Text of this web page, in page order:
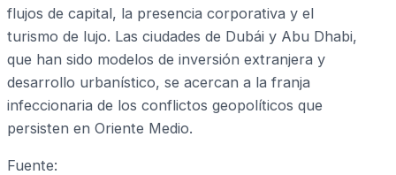
flujos de capital, la presencia corporativa y el
turismo de lujo. Las ciudades de Dubái y Abu Dhabi,
que han sido modelos de inversión extranjera y
desarrollo urbanístico, se acercan a la franja
infeccionaria de los conflictos geopolíticos que
persisten en Oriente Medio.
Fuente: